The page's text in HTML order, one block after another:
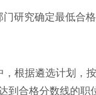
研究确定最低合
根据遴选计划，
到合格分数线的职